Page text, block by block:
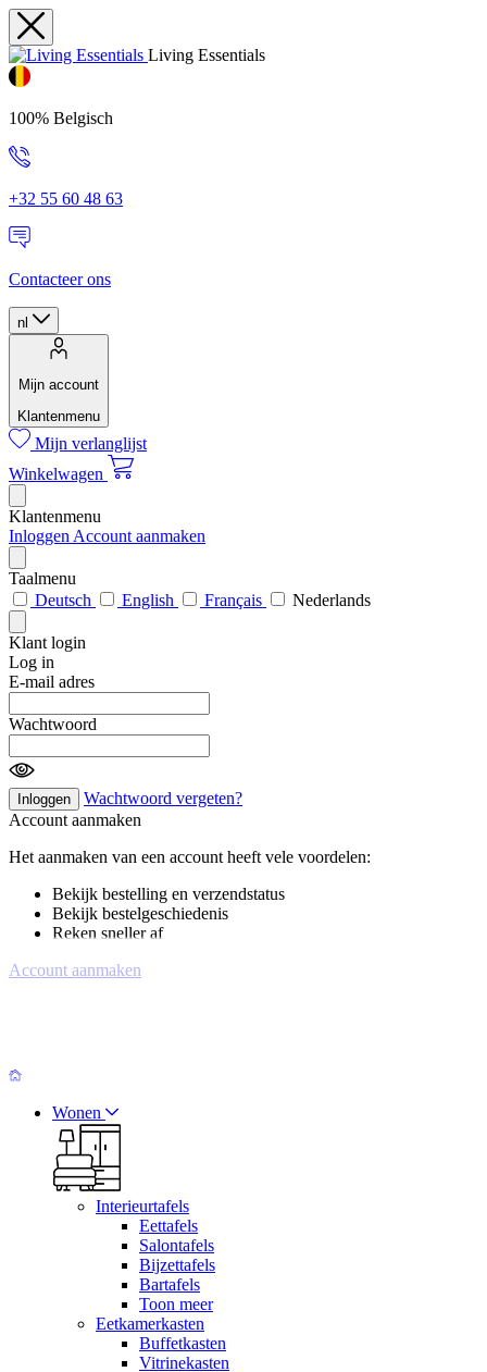
Living Essentials
100% Belgisch
+32 55 60 48 63
Contacteer ons
nl
Mijn account
Klantenmenu
Mijn verlanglijst
Winkelwagen
Klantenmenu
Inloggen Account aanmaken
Taalmenu
Deutsch
English Français Nederlands
Klant login
Log in
E-mail adres
Wachtwoord
Inloggen
Wachtwoord vergeten?
Account aanmaken
Het aanmaken van een account heeft vele voordelen:
Bekijk bestelling en verzendstatus
Bekijk bestelgeschiedenis
Reken sneller af
Account aanmaken
Wonen
Interieurtafels
Eettafels
Salontafels
Bijzettafels
Bartafels
Toon meer
Eetkamerkasten
Buffetkasten
Vitrinekasten